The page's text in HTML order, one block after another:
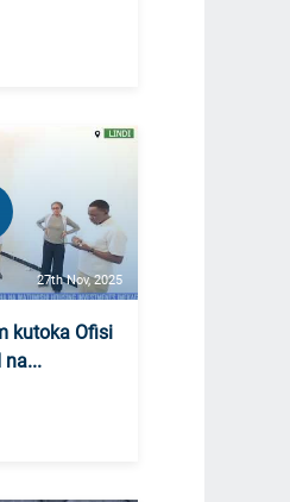
27th Nov, 2025
kutoka Ofisi
na...